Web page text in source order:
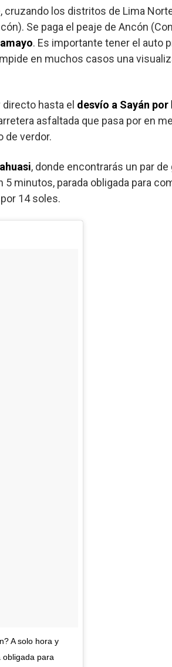
los distritos de Lima
Se paga el peaje de Ancón
. Es importante tener el auto
en muchos casos una
directo hasta el desvío a Sayán
asfaltada que pasa por en
de verdor.
, donde encontrarás un par
5 minutos, parada obligada para
14 soles.
A solo hora y
para